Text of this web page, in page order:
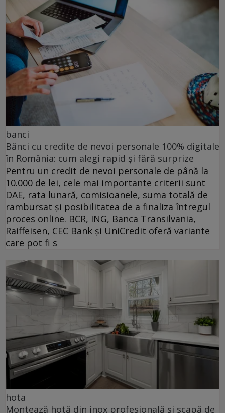
banci
Bănci cu credite de nevoi personale 100% digitale
în România: cum alegi rapid și fără surprize
Pentru un credit de nevoi personale de până la
10.000 de lei, cele mai importante criterii sunt
DAE, rata lunară, comisioanele, suma totală de
rambursat și posibilitatea de a finaliza întregul
proces online. BCR, ING, Banca Transilvania,
Raiffeisen, CEC Bank și UniCredit oferă variante
care pot fi s
hota
Montează hotă din inox profesională și scapă de